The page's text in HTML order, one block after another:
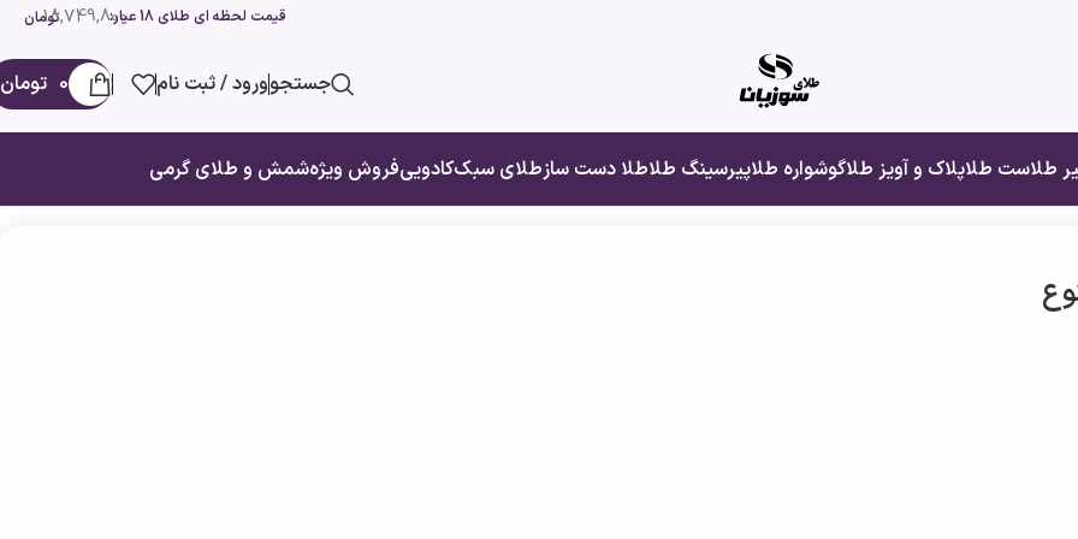
تومان18,749,800 قیمت لحظه ای طلای 18 عیار:
جستجوورود / ثبت نام 0 تومان
طلاست طلاپلاک و آویز طلاگوشواره طلاپیرسینگ طلاطلا دست سازطلای سبککادوییفروش ویژهشمش و طلای گرمی